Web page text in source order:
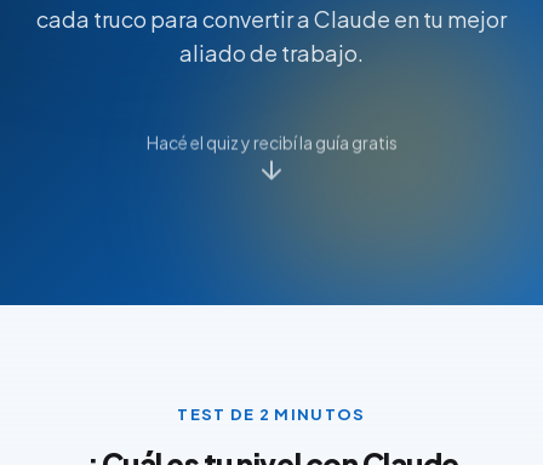
cada truco para convertir a Claude en tu mejor
aliado de trabajo.
Hacé el quiz y recibí la guía gratis
TEST DE 2 MINUTOS